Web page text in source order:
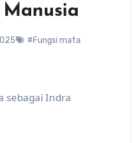
#Fungsi mata
sebagai Indra